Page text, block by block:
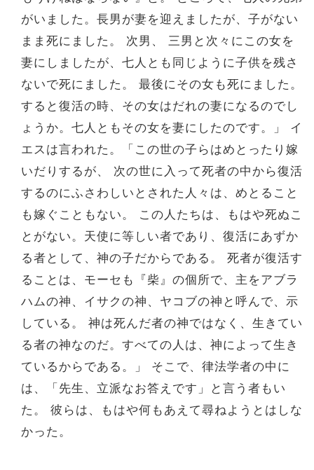
がいました。長男が妻を迎えましたが、子がない
まま死にました。 次男、 三男と次々にこの女を
妻にしましたが、七人とも同じように子供を残さ
ないで死にました。 最後にその女も死にました。
すると復活の時、その女はだれの妻になるのでし
ょうか。七人ともその女を妻にしたのです。」 イ
エスは言われた。「この世の子らはめとったり嫁
いだりするが、 次の世に入って死者の中から復活
するのにふさわしいとされた人々は、めとること
も嫁ぐこともない。 この人たちは、もはや死ぬこ
とがない。天使に等しい者であり、復活にあずか
る者として、神の子だからである。 死者が復活す
ることは、モーセも『柴』の個所で、主をアブラ
ハムの神、イサクの神、ヤコブの神と呼んで、示
している。 神は死んだ者の神ではなく、生きてい
る者の神なのだ。すべての人は、神によって生き
ているからである。」 そこで、律法学者の中に
は、「先生、立派なお答えです」と言う者もい
た。 彼らは、もはや何もあえて尋ねようとはしな
かった。